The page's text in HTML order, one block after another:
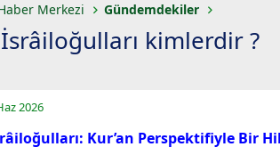
Merkezi Gündemdekiler
kimlerdir ?
2026
Kur’an Perspektifiyle Bir